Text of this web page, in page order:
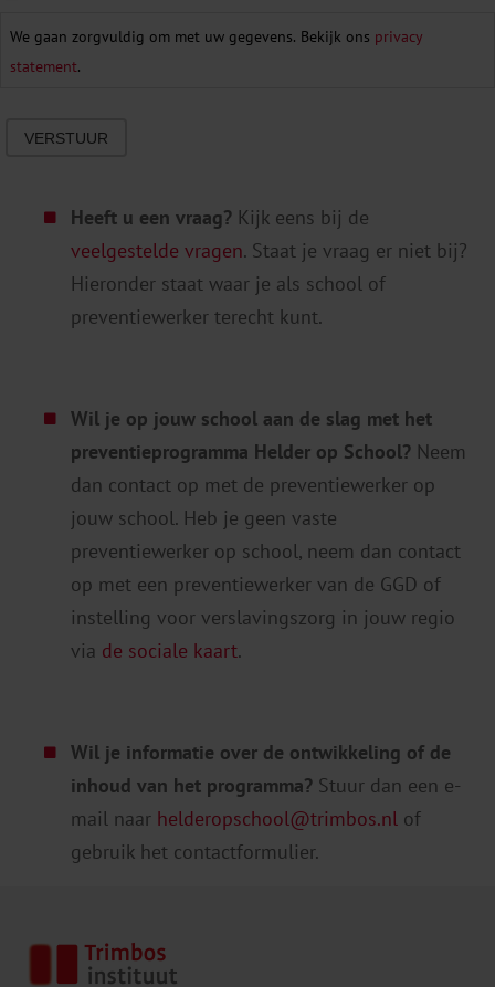
Heeft u een vraag? Kijk eens bij de
veelgestelde vragen. Staat je vraag er niet bij?
Hieronder staat waar je als school of
preventiewerker terecht kunt.
Wil je op jouw school aan de slag met het
preventieprogramma Helder op School? Neem
dan contact op met de preventiewerker op
jouw school. Heb je geen vaste
preventiewerker op school, neem dan contact
op met een preventiewerker van de GGD of
instelling voor verslavingszorg in jouw regio
via de sociale kaart.
Wil je informatie over de ontwikkeling of de
inhoud van het programma? Stuur dan een e-
mail naar helderopschool@trimbos.nl of
gebruik het contactformulier.
We gaan zorgvuldig om met uw gegevens. Bekijk ons privacy
statement.
VERSTUUR